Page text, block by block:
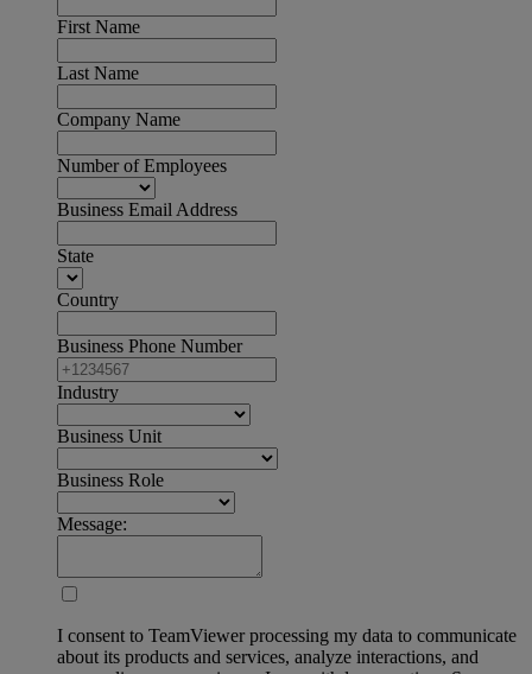
First Name
Last Name
Company Name
Number of Employees
Business Email Address
State
Country
Business Phone Number
Industry
Business Unit
Business Role
Message:
I consent to TeamViewer processing my data to communicate
about its products and services, analyze interactions, and